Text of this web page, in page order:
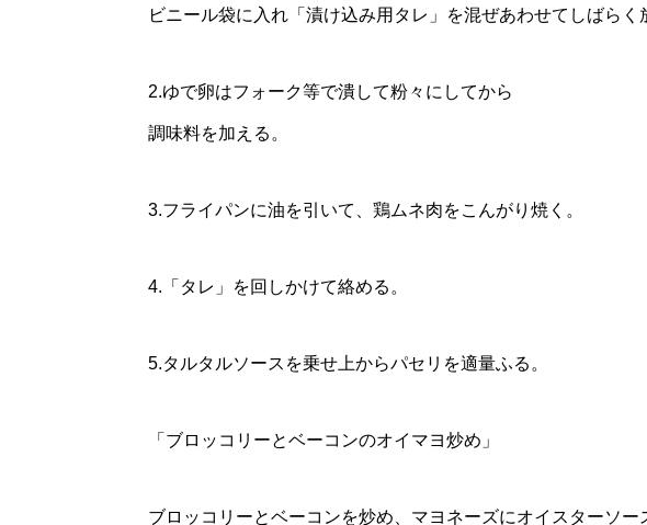
ビニール袋に入れ「漬け込み用タレ」を混ぜあわせてしばらく
2.ゆで卵はフォーク等で潰して粉々にしてから
調味料を加える。
3.フライパンに油を引いて、鶏ムネ肉をこんがり焼く。
4.「タレ」を回しかけて絡める。
5.タルタルソースを乗せ上からパセリを適量ふる。
「ブロッコリーとベーコンのオイマヨ炒め」
ブロッコリーとベーコンを炒め、マヨネーズにオイスターソー